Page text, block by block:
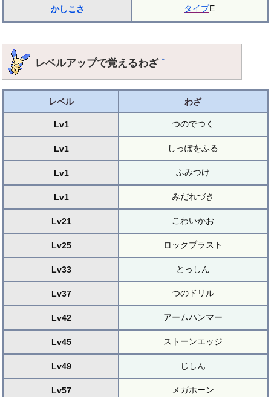
かしこさ タイプE
レベルアップで覚えるわざ†
レベル わざ
Lv1 つのでつく
Lv1 しっぽをふる
Lv1 ふみつけ
Lv1 みだれづき
Lv21 こわいかお
Lv25 ロックブラスト
Lv33 とっしん
Lv37 つのドリル
Lv42 アームハンマー
Lv45 ストーンエッジ
Lv49 じしん
Lv57 メガホーン